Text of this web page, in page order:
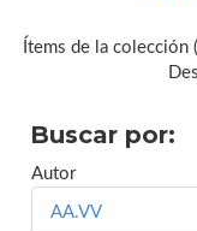
Ítems de la colección
Buscar por:
Autor
AA.VV